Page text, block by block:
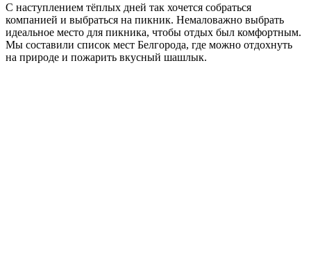
С наступлением тёплых дней так хочется собраться
компанией и выбраться на пикник. Немаловажно выбрать
идеальное место для пикника, чтобы отдых был комфортным.
Мы составили список мест Белгорода, где можно отдохнуть
на природе и пожарить вкусный шашлык.